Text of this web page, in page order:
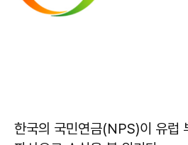
한국의 국민연금(NPS)이 유럽